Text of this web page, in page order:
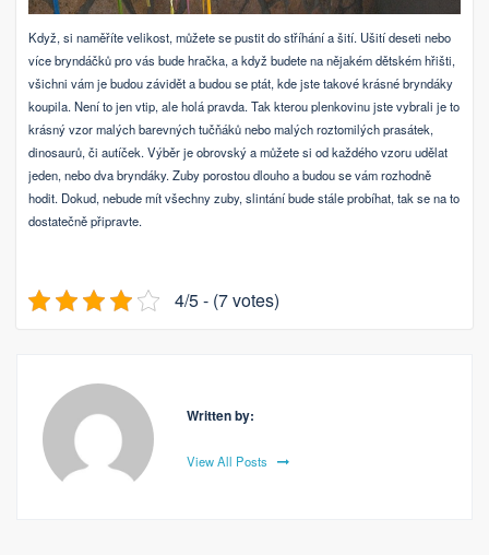
Když, si naměříte velikost, můžete se pustit do stříhání a šití. Ušití deseti nebo
více bryndáčků pro vás bude hračka, a když budete na nějakém dětském hřišti,
všichni vám je budou závidět a budou se ptát, kde jste takové krásné bryndáky
koupila. Není to jen vtip, ale holá pravda. Tak kterou plenkovinu jste vybrali je to
krásný vzor malých barevných tučňáků nebo malých roztomilých prasátek,
dinosaurů, či autíček. Výběr je obrovský a můžete si od každého vzoru udělat
jeden, nebo dva bryndáky. Zuby porostou dlouho a budou se vám rozhodně
hodit. Dokud, nebude mít všechny zuby, slintání bude stále probíhat, tak se na to
dostatečně připravte.
4/5 - (7 votes)
Written by:
View All Posts